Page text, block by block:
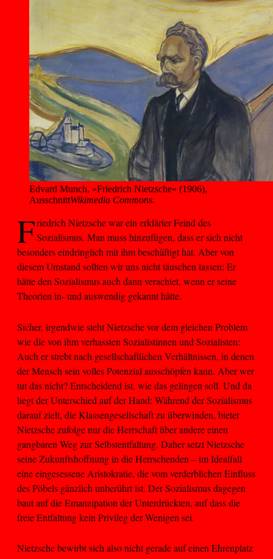
Edvard Munch, »Friedrich Nietzsche« (1906),
AusschnittWikimedia Commons.
Friedrich Nietzsche war ein erklärter Feind des
Sozialismus. Man muss hinzufügen, dass er sich nicht
besonders eindringlich mit ihm beschäftigt hat. Aber von
diesem Umstand sollten wir uns nicht täuschen lassen: Er
hätte den Sozialismus auch dann verachtet, wenn er seine
Theorien in- und auswendig gekannt hätte.
Sicher, irgendwie steht Nietzsche vor dem gleichen Problem
wie die von ihm verhassten Sozialistinnen und Sozialisten:
Auch er strebt nach gesellschaftlichen Verhältnissen, in denen
der Mensch sein volles Potenzial ausschöpfen kann. Aber wer
tut das nicht? Entscheidend ist, wie das gelingen soll. Und da
liegt der Unterschied auf der Hand: Während der Sozialismus
darauf zielt, die Klassengesellschaft zu überwinden, bietet
Nietzsche zufolge nur die Herrschaft über andere einen
gangbaren Weg zur Selbstentfaltung. Daher setzt Nietzsche
seine Zukunftshoffnung in die Herrschenden – im Idealfall
eine eingesessene Aristokratie, die vom verderblichen Einfluss
des Pöbels gänzlich unberührt ist. Der Sozialismus dagegen
baut auf die Emanzipation der Unterdrückten, auf dass die
freie Entfaltung kein Privileg der Wenigen sei.
Nietzsche bewirbt sich also nicht gerade auf einen Ehrenplatz